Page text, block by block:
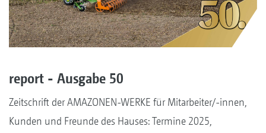
report - Ausgabe 50
Zeitschrift der AMAZONEN-WERKE für Mitarbeiter/-innen,
Kunden und Freunde des Hauses: Termine 2025,